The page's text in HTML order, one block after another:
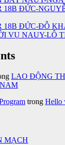
18B ĐỨC-
18B ĐỨC-ĐỖ
VỤ NAUY-LÔ
LAO ĐỘNG
trong Hello
MẠCH